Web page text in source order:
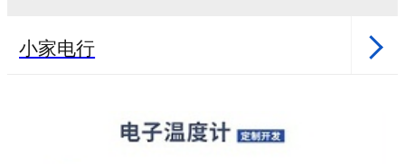
小家电行